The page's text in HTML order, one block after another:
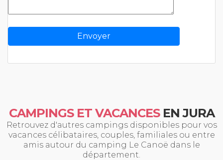
CAMPINGS ET VACANCESEN JURA
Retrouvez d'autres campings disponibles pour vos
vacances célibataires, couples, familiales ou entre
amis autour du camping Le Canoë dans le
département.